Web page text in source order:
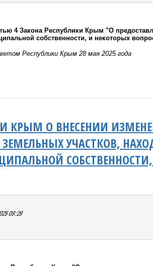
4 Закона Республики Крым "О
собственности, и некоторых
Республики Крым 28 мая 2025 года
КРЫМ О ВНЕСЕНИИ
УЧАСТКОВ,
09:29